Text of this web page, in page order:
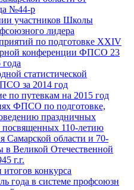
№44-р
участников Школы
лидера
по подготовке XXIV
конференции ФПСО 23
года
статистической
за 2014 год
по путевкам на 2015 год
ФПСО по подготовке,
праздничных
посвященных 110-летию
Самарской области и 70-
в Великой Отечественной
г.г.
конкурса
года в системе профсоюзн